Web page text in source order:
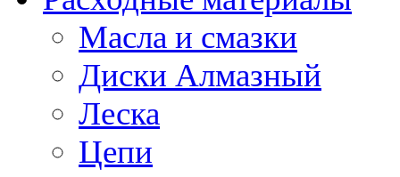
Масла и смазки
Диски Алмазный
Леска
Цепи